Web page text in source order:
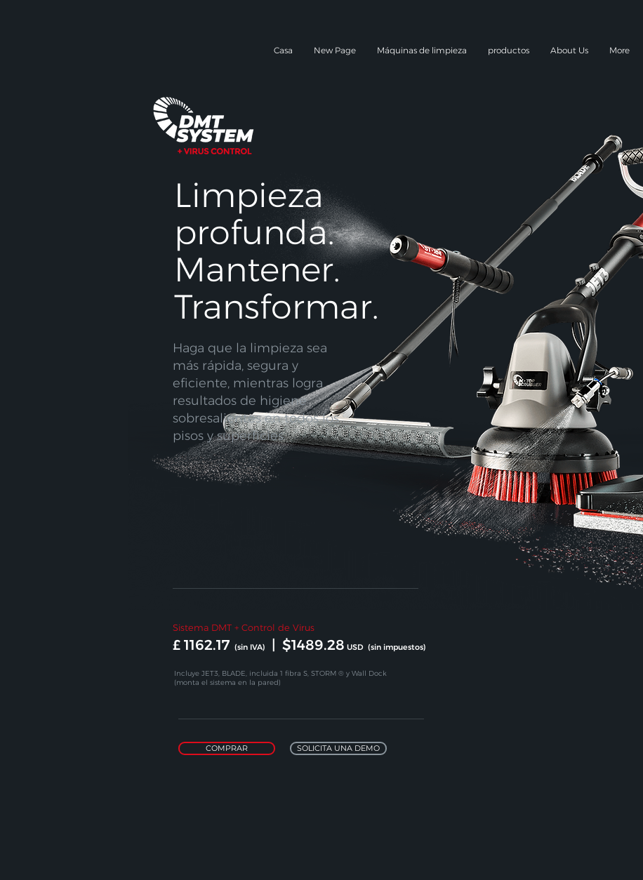
Casa New Page Máquinas de limpieza productos About Us More
Limpieza
profunda.
Mantener.
Transformar.
Haga que la limpieza sea
más rápida, segura y
eficiente, mientras logra
resultados de higiene
sobresalientes en todos los
pisos y superficies.
Sistema DMT + Control de Virus
£ 1162.17 (sin IVA) $1489.28 USD (sin impuestos)
Incluye JET3, BLADE, incluida 1 fibra S, STORM ® y Wall Dock
(monta el sistema en la pared)
COMPRAR SOLICITA UNA DEMO